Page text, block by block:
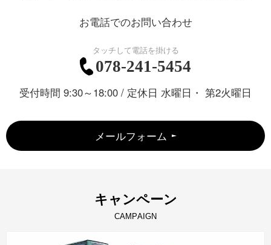
お電話でのお問い合わせ
078-241-5454
受付時間 9:30～18:00 / 定休日 水曜日・ 第2火曜日
メールフォーム
キ ャ ンペーン
CAM PA GN